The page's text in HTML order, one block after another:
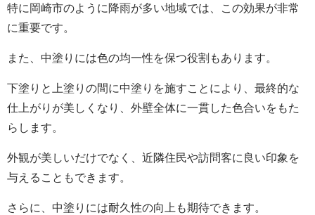
特に岡崎市のように降雨が多い地域では、この効果が非常
に重要です。
また、中塗りには色の均一性を保つ役割もあります。
下塗りと上塗りの間に中塗りを施すことにより、最終的な
仕上がりが美しくなり、外壁全体に一貫した色合いをもた
らします。
外観が美しいだけでなく、近隣住民や訪問客に良い印象を
与えることもできます。
さらに、中塗りには耐久性の向上も期待できます。